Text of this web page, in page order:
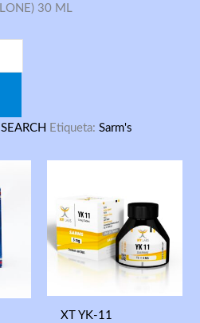
30 ML
Etiqueta:Sarm's
XT YK-11